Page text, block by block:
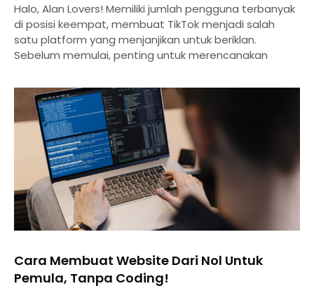
Halo, Alan Lovers! Memiliki jumlah pengguna terbanyak
di posisi keempat, membuat TikTok menjadi salah
satu platform yang menjanjikan untuk beriklan.
Sebelum memulai, penting untuk merencanakan
Cara Membuat Website Dari Nol Untuk
Pemula, Tanpa Coding!